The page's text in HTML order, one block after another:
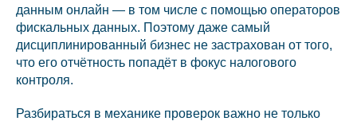
данным онлайн — в том числе с помощью операторов
фискальных данных. Поэтому даже самый
дисциплинированный бизнес не застрахован от того,
что его отчётность попадёт в фокус налогового
контроля.
Разбираться в механике проверок важно не только